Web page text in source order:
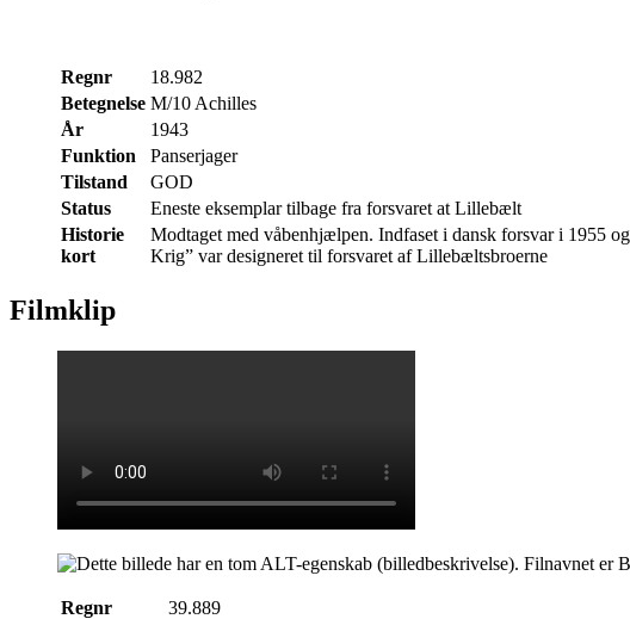
Regnr
18.982
Betegnelse M/10 Achilles
År
1943
Funktion
Panserjager
Tilstand
GOD
Status
Eneste eksemplar tilbage fra forsvaret at Lillebælt
Historie
kort
Modtaget med våbenhjælpen. Indfaset i dansk forsvar i 1955
Krig” var designeret til forsvaret af Lillebæltsbroerne
Filmklip
Regnr
39.889